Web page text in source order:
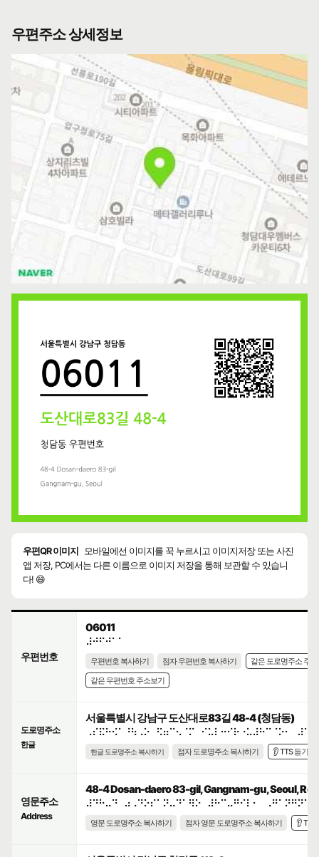
우편주소 상세정보
우편QR 이미지
모바일에선 이미지를 꾹 누르시고 이미지저장 또는 사진
앱 저장, PC에서는 다른 이름으로 이미지 저장을 통해 보관할 수 있습니
다! 😄
우편번호
06011
⠼⠚⠋⠚⠁⠁
우편번호 복사하기 점자 우편번호 복사하기
같은 도로명주소 주
같은 우편번호 주소보기
도로명주소
한글
서울특별시 강남구 도산대로83길 48-4 (청담동)
한글 도로명주소 복사하기 점자 도로명주소 복사하기 👂 TTS 듣기
영문주소
Address
48-4 Dosan-daero 83-gil, Gangnam-gu, Seoul,
영문 도로명주소 복사하기 점자 영문 도로명주소 복사하기 👂 TTS